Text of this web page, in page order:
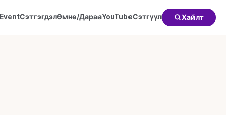
EventСэтгэгдэлӨмнө/ДарааYouTubeСэтгүүл Хайлт